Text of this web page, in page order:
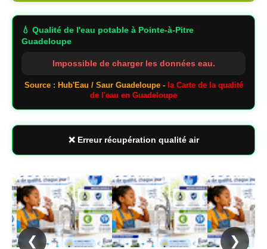
💧 Qualité de l'eau potable à Pointe-à-Pitre
Guadeloupe
Impossible de charger les données eau.
Source : Hub'Eau / Saur Guadeloupe - la Carte de la qualité
de l'eau en Guadeloupe
❌ Erreur récupération qualité air
❮
Page Page Page
❯